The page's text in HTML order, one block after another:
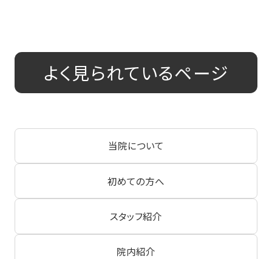
よく見られているページ
当院について
初めての方へ
スタッフ紹介
院内紹介